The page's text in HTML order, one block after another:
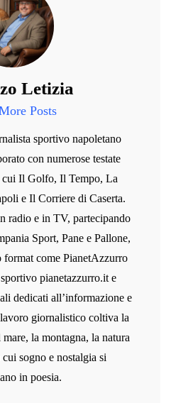
Letizia
Posts
sportivo napoletano
con numerose testate
cui Il Golfo, Il Tempo, La
e Il Corriere di Caserta.
radio e in TV, partecipando
Sport, Pane e Pallone,
come PianetAzzurro
pianetazzurro.it e
dedicati all’informazione e
giornalistico coltiva la
la montagna, la natura
sogno e nostalgia si
in poesia.